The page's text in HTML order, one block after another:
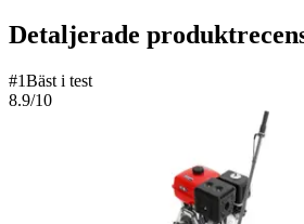
Detaljerade
#1Bäst i test
8.9/10